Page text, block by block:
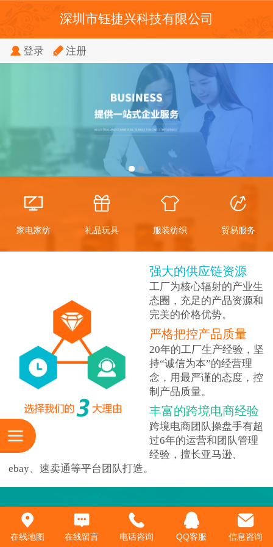
深圳市钰捷兴科技有限公司
登录 注册
家电家纺 礼品玩具 服装纺织 贸易服务
强大的供应链资源
工厂为核心辐射的产业生
态圈，充足的产品资源和
完美的价格优势。
严格把控产品质量
20年的工厂生产经验，坚
持“诚信为本”的经营理
念，用最严谨的态度，控
制产品质量。
丰富的跨境电商经验
跨境电商团队操盘手有超
过6年的运营和团队管理
经验，擅长亚马逊、
ebay、速卖通等平台团队打造。
在线地图 在线留言 电话咨询 QQ客服 信息咨询